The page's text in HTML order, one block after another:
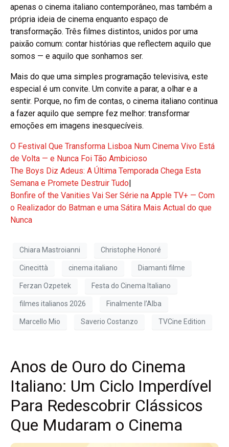
apenas o cinema italiano contemporâneo, mas também a
própria ideia de cinema enquanto espaço de
transformação. Três filmes distintos, unidos por uma
paixão comum: contar histórias que reflectem aquilo que
somos — e aquilo que sonhamos ser.
Mais do que uma simples programação televisiva, este
especial é um convite. Um convite a parar, a olhar e a
sentir. Porque, no fim de contas, o cinema italiano continua
a fazer aquilo que sempre fez melhor: transformar
emoções em imagens inesquecíveis.
O Festival Que Transforma Lisboa Num Cinema Vivo Está
de Volta — e Nunca Foi Tão Ambicioso
The Boys Diz Adeus: A Última Temporada Chega Esta
Semana e Promete Destruir Tudo|
Bonfire of the Vanities Vai Ser Série na Apple TV+ — Com
o Realizador do Batman e uma Sátira Mais Actual do que
Nunca
Chiara Mastroianni Christophe Honoré
Cinecittà cinema italiano Diamanti filme
Ferzan Ozpetek Festa do Cinema Italiano
filmes italianos 2026 Finalmente l’Alba
Marcello Mio Saverio Costanzo TVCine Edition
Anos de Ouro do Cinema
Italiano: Um Ciclo Imperdível
Para Redescobrir Clássicos
Que Mudaram o Cinema